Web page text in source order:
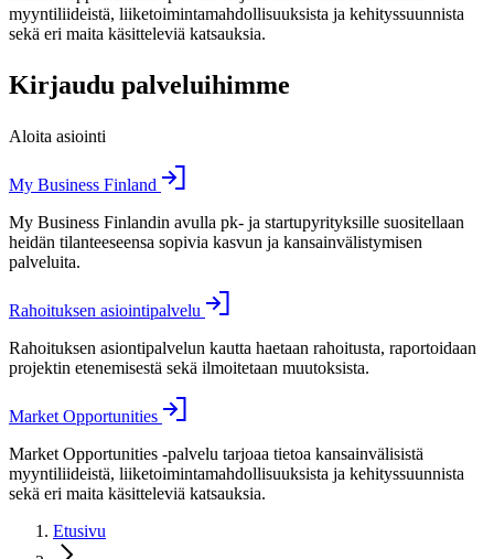
myyntiliideistä, liiketoimintamahdollisuuksista ja kehityssuunnista
sekä eri maita käsitteleviä katsauksia.
Kirjaudu palveluihimme
Aloita asiointi
My Business Finland
My Business Finlandin avulla pk- ja startupyrityksille suositellaan
heidän tilanteeseensa sopivia kasvun ja kansainvälistymisen
palveluita.
Rahoituksen asiointipalvelu
Rahoituksen asiontipalvelun kautta haetaan rahoitusta, raportoidaan
projektin etenemisestä sekä ilmoitetaan muutoksista.
Market Opportunities
Market Opportunities -palvelu tarjoaa tietoa kansainvälisistä
myyntiliideistä, liiketoimintamahdollisuuksista ja kehityssuunnista
sekä eri maita käsitteleviä katsauksia.
Etusivu